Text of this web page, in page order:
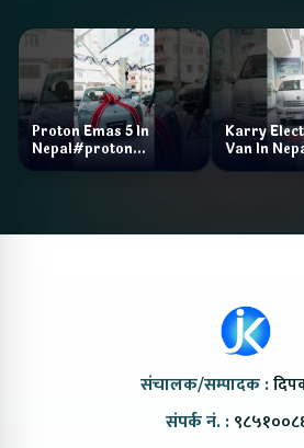
Proton Emas 5 In
Nepal#proton
Karry
Van In
Bazar II
संचालक/सम्पादक :
संपर्क नं. :